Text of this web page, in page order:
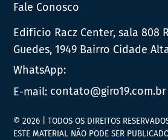
Fale Conosco
Edifício Racz Center, sala 808
Guedes, 1949 Bairro Cidade
WhatsApp:
E-mail: contato@giro19.com.br
© 2026 | TODOS OS DIREITOS
ESTE MATERIAL NÃO PODE SER